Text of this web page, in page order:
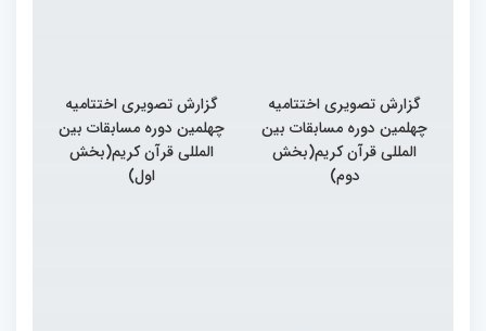
گزارش تصویری اختتامیه
چهلمین دوره مسابقات بین
المللی قرآن کریم(بخش
دوم)
گزارش تصویری اختتامیه
چهلمین دوره مسابقات بین
المللی قرآن کریم(بخش
اول)